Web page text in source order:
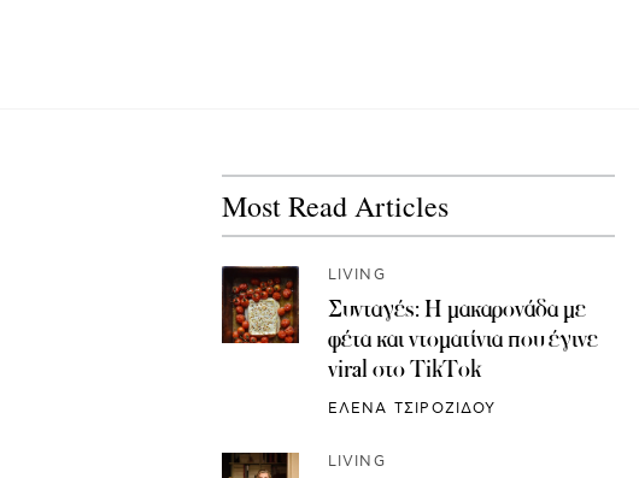
Most Read Articles
LIVING
Συνταγές: H μακαρονάδα με
φέτα και ντοματίνια που έγινε
viral στο TikTok
ΕΛΕΝΑ ΤΣΙΡΟΖΙΔΟΥ
LIVING